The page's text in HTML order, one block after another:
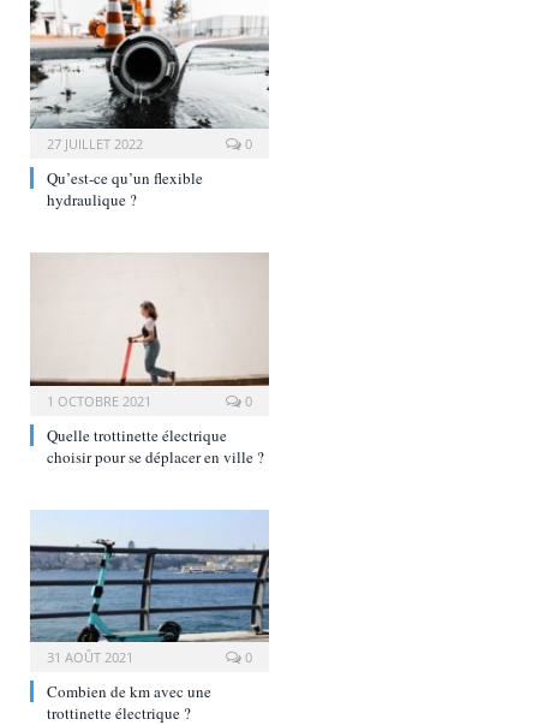
27 JUILLET 2022 0
Qu’est-ce qu’un flexible
hydraulique ?
1 OCTOBRE 2021 0
Quelle trottinette électrique
choisir pour se déplacer en ville ?
31 AOÛT 2021 0
Combien de km avec une
trottinette électrique ?